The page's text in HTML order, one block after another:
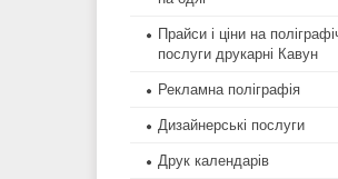
Прайси і ціни на
послуги друкарні Кавун
Рекламна поліграфія
Дизайнерські послуги
Друк календарів